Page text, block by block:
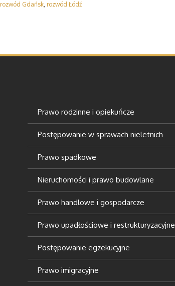
rozwód Gdańsk, rozwód Łódź
Prawo rodzinne i opiekuńcze
Postępowanie w sprawach nieletnich
Prawo spadkowe
Nieruchomości i prawo budowlane
Prawo handlowe i gospodarcze
Prawo upadłościowe i restrukturyzacyjne
Postępowanie egzekucyjne
Prawo imigracyjne